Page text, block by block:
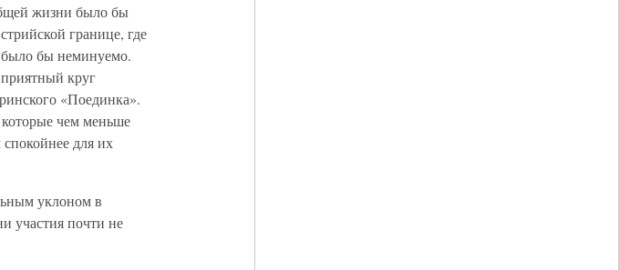
жизни было бы
границе, где
бы неминуемо.
круг
«Поединка».
чем меньше
для их
уклоном в
участия почти не